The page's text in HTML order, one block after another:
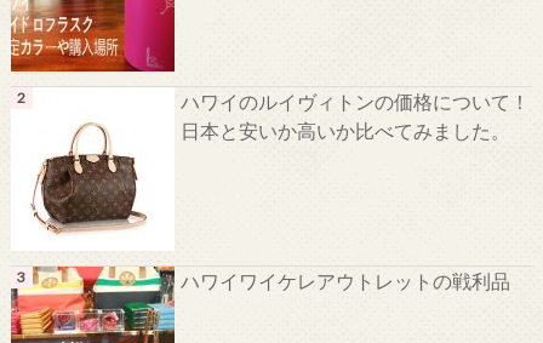
ハワイのルイヴィトンの価格について！
日本と安いか高いか比べてみました。
ハワイワイケレアウトレットの戦利品